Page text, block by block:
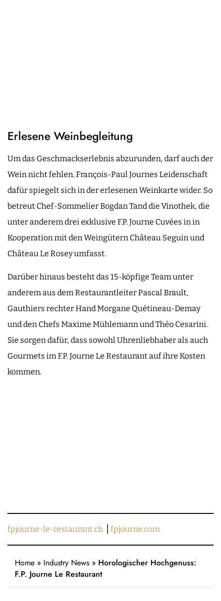
Erlesene Weinbegleitung
Um das Geschmackserlebnis abzurunden, darf auch der
Wein nicht fehlen. François-Paul Journes Leidenschaft
dafür spiegelt sich in der erlesenen Weinkarte wider. So
betreut Chef-Sommelier Bogdan Tand die Vinothek, die
unter anderem drei exklusive F.P. Journe Cuvées in in
Kooperation mit den Weingütern Château Seguin und
Château Le Rosey umfasst.
Darüber hinaus besteht das 15-köpfige Team unter
anderem aus dem Restaurantleiter Pascal Brault,
Gauthiers rechter Hand Morgane Quétineau-Demay
und den Chefs Maxime Mühlemann und Théo Cesarini.
Sie sorgen dafür, dass sowohl Uhrenliebhaber als auch
Gourmets im F.P. Journe Le Restaurant auf ihre Kosten
kommen.
fpjourne-le-restaurant.ch fpjourne.com
Home » Industry News » Horologischer Hochgenuss:
F.P. Journe Le Restaurant